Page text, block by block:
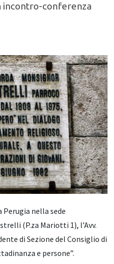
incontro-conferenza
Perugia nella sede
(P.za Mariotti 1), l’Avv.
di Sezione del Consiglio di
e persone”.